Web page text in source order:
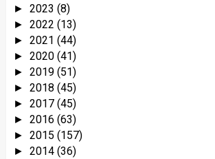
► 2023 (8)
► 2022 (13)
► 2021 (44)
► 2020 (41)
► 2019 (51)
► 2018 (45)
► 2017 (45)
► 2016 (63)
► 2015 (157)
► 2014 (36)